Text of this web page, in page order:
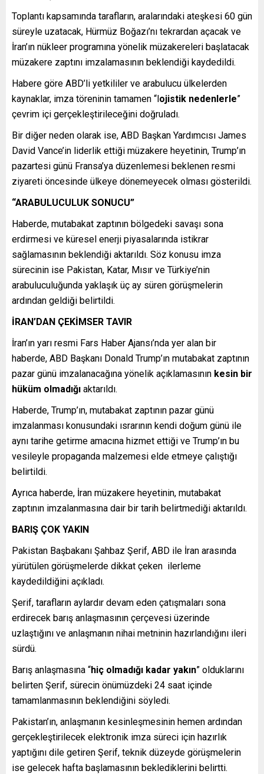
Toplantı kapsamında tarafların, aralarındaki ateşkesi 60 gün
süreyle uzatacak, Hürmüz Boğazı’nı tekrardan açacak ve
İran’ın nükleer programına yönelik müzakereleri başlatacak
müzakere zaptını imzalamasının beklendiği kaydedildi.
Habere göre ABD’li yetkililer ve arabulucu ülkelerden
kaynaklar, imza töreninin tamamen “lojistik nedenlerle”
çevrim içi gerçekleştirileceğini doğruladı.
Bir diğer neden olarak ise, ABD Başkan Yardımcısı James
David Vance’in liderlik ettiği müzakere heyetinin, Trump’ın
pazartesi günü Fransa’ya düzenlemesi beklenen resmi
ziyareti öncesinde ülkeye dönemeyecek olması gösterildi.
“ARABULUCULUK SONUCU”
Haberde, mutabakat zaptının bölgedeki savaşı sona
erdirmesi ve küresel enerji piyasalarında istikrar
sağlamasının beklendiği aktarıldı. Söz konusu imza
sürecinin ise Pakistan, Katar, Mısır ve Türkiye’nin
arabuluculuğunda yaklaşık üç ay süren görüşmelerin
ardından geldiği belirtildi.
İRAN’DAN ÇEKİMSER TAVIR
İran’ın yarı resmi Fars Haber Ajansı’nda yer alan bir
haberde, ABD Başkanı Donald Trump’ın mutabakat zaptının
pazar günü imzalanacağına yönelik açıklamasının kesin bir
hüküm olmadığı aktarıldı.
Haberde, Trump’ın, mutabakat zaptının pazar günü
imzalanması konusundaki ısrarının kendi doğum günü ile
aynı tarihe getirme amacına hizmet ettiği ve Trump’ın bu
vesileyle propaganda malzemesi elde etmeye çalıştığı
belirtildi.
Ayrıca haberde, İran müzakere heyetinin, mutabakat
zaptının imzalanmasına dair bir tarih belirtmediği aktarıldı.
BARIŞ ÇOK YAKIN
Pakistan Başbakanı Şahbaz Şerif, ABD ile İran arasında
yürütülen görüşmelerde dikkat çeken ilerleme
kaydedildiğini açıkladı.
Şerif, tarafların aylardır devam eden çatışmaları sona
erdirecek barış anlaşmasının çerçevesi üzerinde
uzlaştığını ve anlaşmanın nihai metninin hazırlandığını ileri
sürdü.
Barış anlaşmasına “hiç olmadığı kadar yakın” olduklarını
belirten Şerif, sürecin önümüzdeki 24 saat içinde
tamamlanmasının beklendiğini söyledi.
Pakistan’ın, anlaşmanın kesinleşmesinin hemen ardından
gerçekleştirilecek elektronik imza süreci için hazırlık
yaptığını dile getiren Şerif, teknik düzeyde görüşmelerin
ise gelecek hafta başlamasının beklediklerini belirtti.